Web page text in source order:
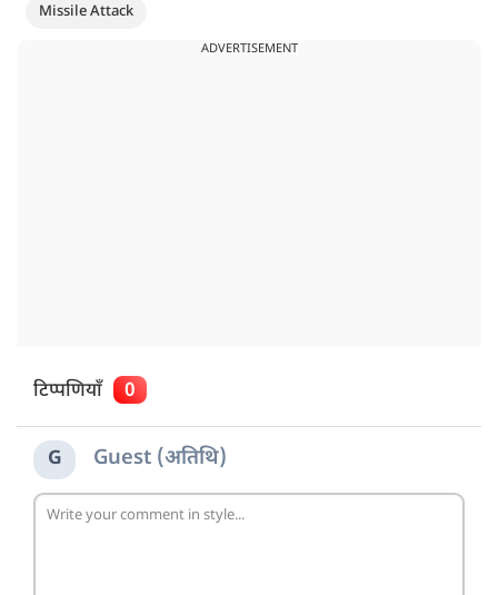
Missile Attack
ADVERTISEMENT
टिप्पणियाँ 0
G Guest (अतिथि)